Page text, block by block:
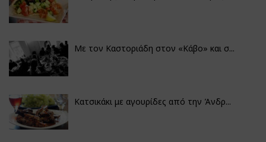
Με τον Καστοριάδη στον «Κάβο» και σ...
Κατσικάκι με αγουρίδες από την Άνδρ...